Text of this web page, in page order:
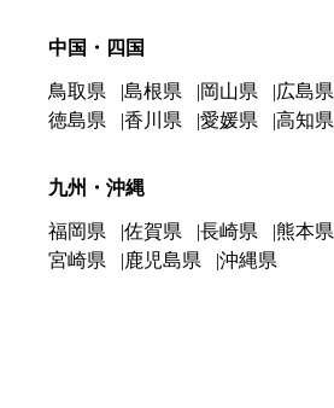
中国・四国
鳥取県 島根県 岡山県 広島県
徳島県
香川県 愛媛県 高知県
九州・沖縄
福岡県 佐賀県 長崎県 熊本県
宮崎県
鹿児島県 沖縄県